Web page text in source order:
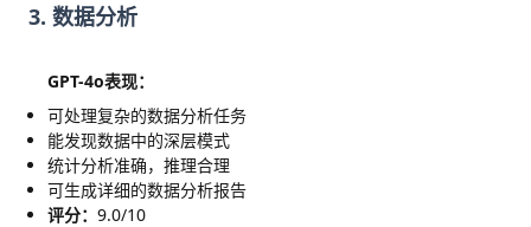
3. 数据分析
GPT-4o表现：
可处理复杂的数据分析任务
能发现数据中的深层模式
统计分析准确，推理合理
可生成详细的数据分析报告
评分： 9.0/10